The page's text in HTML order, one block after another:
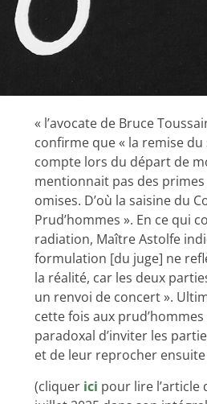
« l’avocate de Bruce
confirme que « la remise
compte lors du départ de
mentionnait pas des
omises. D’où la saisine du
Prud’hommes ». En ce qui
radiation, Maître Astolfe
formulation [du juge] ne
la réalité, car les deux
un renvoi de concert ».
cette fois aux prud’hommes
paradoxal d’inviter les
et de leur reprocher ensuite
(cliquer ici pour lire l’article